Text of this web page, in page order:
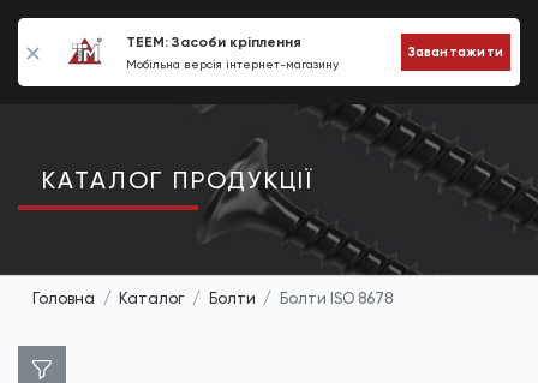
TEEM: Засоби кріплення
Мобільна версія інтернет-магазину
Завантажити
0
КАТАЛОГ ПРОДУКЦIЇ
Головна Каталог Болти Болти ISO 8678